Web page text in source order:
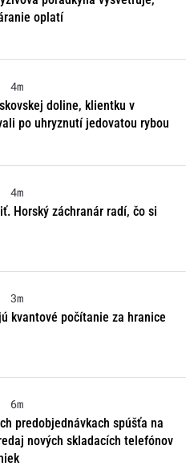
oplatí
4m
doline, klientku v
po uhryznutí jedovatou rybou
4m
Horský záchranár radí, čo si
3m
kvantové počítanie za hranice
6m
predobjednávkach spúšťa na
nových skladacích telefónov